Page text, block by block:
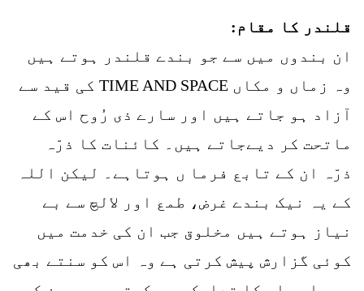
قلندر کا مقام:
ان بندوں میں سے جو بندے قلندر ہوتے ہیں
وہ زماں و مکاں TIME AND SPACE کی قید سے
آزاد ہو جاتے ہیں اور سارے ذی رُوح اس کے
ماتحت کر دیےجاتے ہیں۔ کائنات کا ذرّہ
ذرّہ ان کے تابع فرما ں ہوتاہے۔ لیکن اللہ
کے یہ نیک بندے غرض، طمع اور لالچ سے بے
نیاز ہوتے ہیں مخلوق جب ان کی خدمت میں
کوئی گزارش پیش کرتی ہے وہ اس کو سنتے بھی